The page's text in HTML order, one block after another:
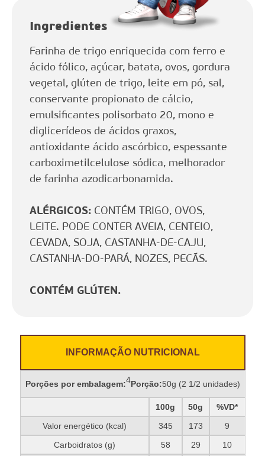
Ingredientes
Farinha de trigo enriquecida com ferro e
ácido fólico, açúcar, batata, ovos, gordura
vegetal, glúten de trigo, leite em pó, sal,
conservante propionato de cálcio,
emulsificantes polisorbato 20, mono e
diglicerídeos de ácidos graxos,
antioxidante ácido ascórbico, espessante
carboximetilcelulose sódica, melhorador
de farinha azodicarbonamida.
ALÉRGICOS: CONTÉM TRIGO, OVOS,
LEITE. PODE CONTER AVEIA, CENTEIO,
CEVADA, SOJA, CASTANHA-DE-CAJU,
CASTANHA-DO-PARÁ, NOZES, PECÃS.
CONTÉM GLÚTEN.
INFORMAÇÃO NUTRICIONAL
Porções por embalagem:4Porção:50g (2 1/2 unidades)
100g 50g
%VD*
Valor energético (kcal)
345 173
9
Carboidratos (g)
58 29 10